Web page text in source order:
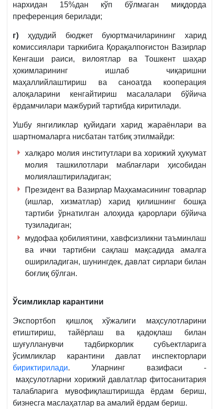
нархидан 15%дан кўп бўлмаган миқдорда
преференция берилади;
г) ҳудудий бюджет буюртмачиларининг харид
комиссиялари таркибига Қорақалпоғистон Вазирлар
Кенгаши раиси, вилоятлар ва Тошкент шаҳар
ҳокимларининг ишлаб чиқаришни
маҳаллийлаштириш ва саноатда кооперация
алоқаларини кенгайтириш масалалари бўйича
ёрдамчилари мажбурий тартибда киритилади.
Ушбу янгиликлар қуйидаги харид жараёнлари ва
шартномаларга нисбатан татбиқ этилмайди:
халқаро молия институтлари ва хорижий ҳукумат
молия ташкилотлари маблағлари ҳисобидан
молиялаштириладиган;
Президент ва Вазирлар Маҳкамасининг товарлар
(ишлар, хизматлар) харид қилишнинг бошқа
тартиби ўрнатилган алоҳида қарорлари бўйича
тузиладиган;
мудофаа қобилиятини, хавфсизликни таъминлаш
ва ички тартибни сақлаш мақсадида амалга
ошириладиган, шунингдек, давлат сирлари билан
боғлиқ бўлган.
Ўсимликлар карантини
Экспортбоп қишлоқ хўжалиги маҳсулотларини
етиштириш, тайёрлаш ва қадоқлаш билан
шуғулланувчи тадбиркорлик субъектларига
ўсимликлар карантини давлат инспекторлари
бириктирилади. Уларнинг вазифаси -
маҳсулотларни хорижий давлатлар фитосанитария
талабларига мувофиқлаштиришда ёрдам бериш,
бизнесга маслаҳатлар ва амалий ёрдам бериш.